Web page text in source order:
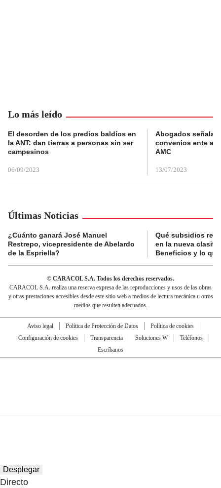
Lo más leído
El desorden de los predios baldíos en
la ANT: dan tierras a personas sin ser
campesinos
06/09/2023
Abogados
convenios ente
AMC
13/07/2023
Últimas Noticias
¿Cuánto ganará José Manuel
Restrepo, vicepresidente de Abelardo
de la Espriella?
Qué subsidios
en la nueva
Beneficios y lo
© CARACOL S.A. Todos los derechos reservados.
CARACOL S.A. realiza una reserva expresa de las reproducciones y usos de las obras
y otras prestaciones accesibles desde este sitio web a medios de lectura mecánica u otros
medios que resulten adecuados.
Aviso legal Política de Protección de Datos
Política de cookies
Configuración de cookies
Transparencia Soluciones W
Teléfonos
Escríbanos
Desplegar
Directo